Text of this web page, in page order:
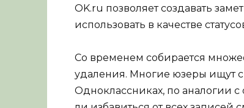
OK.ru позволяет создавать
использовать в качестве
Со временем собирается
удаления. Многие юзеры ищут
Одноклассниках, по аналогии с